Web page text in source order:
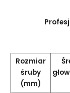
Rozmiar
śruby
(mm)